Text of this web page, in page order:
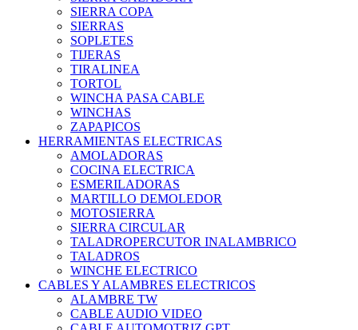
SIERRA COPA
SIERRAS
SOPLETES
TIJERAS
TIRALINEA
TORTOL
WINCHA PASA CABLE
WINCHAS
ZAPAPICOS
HERRAMIENTAS ELECTRICAS
AMOLADORAS
COCINA ELECTRICA
ESMERILADORAS
MARTILLO DEMOLEDOR
MOTOSIERRA
SIERRA CIRCULAR
TALADROPERCUTOR INALAMBRICO
TALADROS
WINCHE ELECTRICO
CABLES Y ALAMBRES ELECTRICOS
ALAMBRE TW
CABLE AUDIO VIDEO